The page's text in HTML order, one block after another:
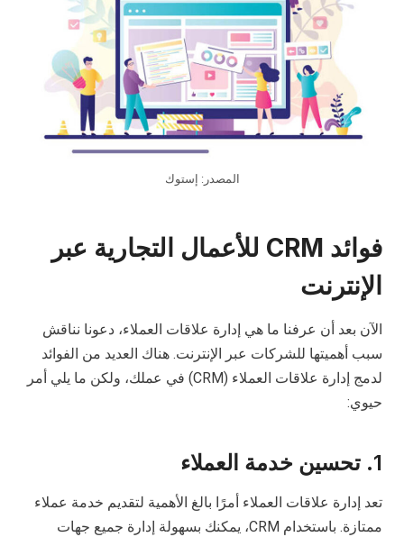
المصدر: إستوك
فوائد CRM للأعمال التجارية عبر
الإنترنت
الآن بعد أن عرفنا ما هي إدارة علاقات العملاء، دعونا نناقش
سبب أهميتها للشركات عبر الإنترنت. هناك العديد من الفوائد
لدمج إدارة علاقات العملاء (CRM) في عملك، ولكن ما يلي أمر
حيوي:
1. تحسين خدمة العملاء
تعد إدارة علاقات العملاء أمرًا بالغ الأهمية لتقديم خدمة عملاء
ممتازة. باستخدام CRM، يمكنك بسهولة إدارة جميع جهات